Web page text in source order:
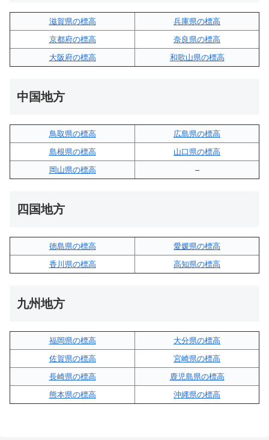
滋賀県の標高
兵庫県の標高
京都府の標高
奈良県の標高
大阪府の標高
和歌山県の標高
中国地方
鳥取県の標高
広島県の標高
島根県の標高
山口県の標高
岡山県の標高
–
四国地方
徳島県の標高
愛媛県の標高
香川県の標高
高知県の標高
九州地方
福岡県の標高
大分県の標高
佐賀県の標高
宮崎県の標高
長崎県の標高
鹿児島県の標高
熊本県の標高
沖縄県の標高